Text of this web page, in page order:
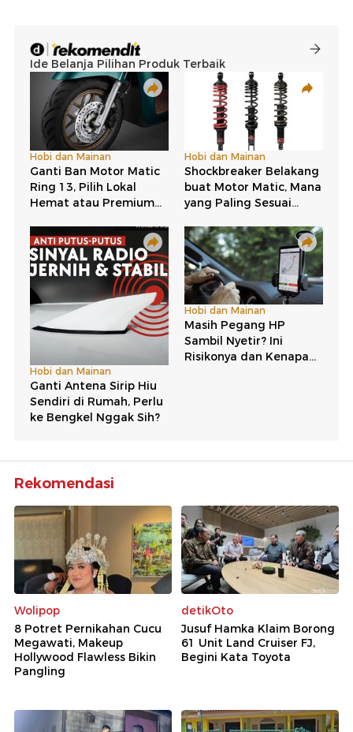
Rekomendasi
Wolipop
8 Potret Pernikahan Cucu
Megawati, Makeup
Hollywood Flawless Bikin
Pangling
detikOto
Jusuf Hamka Klaim Borong
61 Unit Land Cruiser FJ,
Begini Kata Toyota